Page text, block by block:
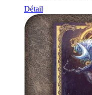
Détail